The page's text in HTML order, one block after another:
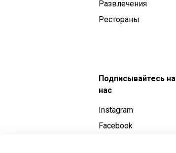
Развлечения
Рестораны
Подписывайтесь на
нас
Instagram
Facebook